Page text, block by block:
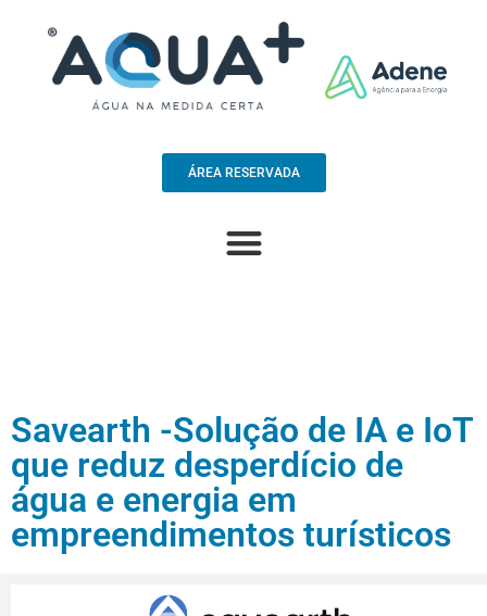
ÁREA RESERVADA
Savearth -Solução de IA e IoT
que reduz desperdício de
água e energia em
empreendimentos turísticos